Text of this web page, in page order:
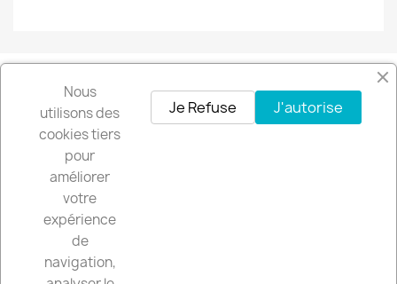
FacebookInstagram
Recevez nos offres spéciales
Vous pouvez vous désinscrire à tout moment. Vous trouverez pour cela
nos informations de contact dans les conditions d'utilisation du site.
Nous
utilisons des
cookies tiers
pour
améliorer
votre
expérience
de
navigation,
J'autorise
Je Refuse